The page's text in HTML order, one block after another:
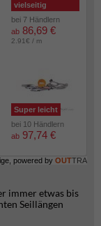
vielseitig
bei 7 Händlern
ab 86,69 €
2.91€ / m
Super leicht
bei 10 Händlern
ab 97,74 €
powered by OUTTRA
immer etwas bis
Seillängen